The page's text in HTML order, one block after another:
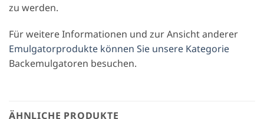
zu werden.
Für weitere Informationen und zur Ansicht anderer
Emulgatorprodukte können Sie unsere Kategorie
Backemulgatoren besuchen.
ÄHNLICHE PRODUKTE